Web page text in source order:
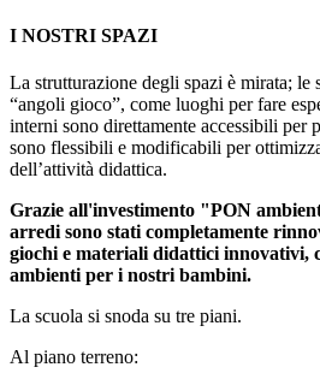
I NOSTRI SPAZI
La strutturazione degli spazi è mirata; le
“angoli gioco”, come luoghi per fare
interni sono direttamente accessibili per
sono flessibili e modificabili per
dell’attività didattica.
Grazie all'investimento "PON
arredi sono stati completamente
giochi e materiali didattici innovativi,
ambienti per i nostri bambini.
La scuola si snoda su tre piani.
Al piano terreno: